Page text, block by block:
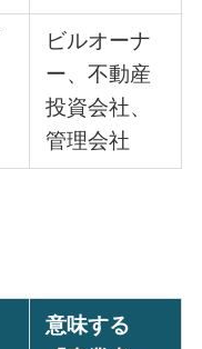
ビルオーナ
ー、不動産
投資会社、
管理会社
意味する